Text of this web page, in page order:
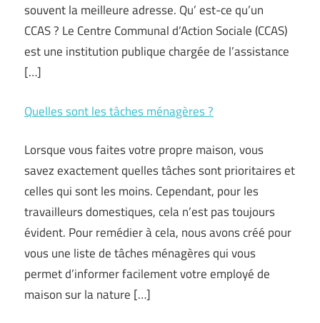
souvent la meilleure adresse. Qu’ est-ce qu’un
CCAS ? Le Centre Communal d’Action Sociale (CCAS)
est une institution publique chargée de l’assistance
[…]
Quelles sont les tâches ménagères ?
Lorsque vous faites votre propre maison, vous
savez exactement quelles tâches sont prioritaires et
celles qui sont les moins. Cependant, pour les
travailleurs domestiques, cela n’est pas toujours
évident. Pour remédier à cela, nous avons créé pour
vous une liste de tâches ménagères qui vous
permet d’informer facilement votre employé de
maison sur la nature […]